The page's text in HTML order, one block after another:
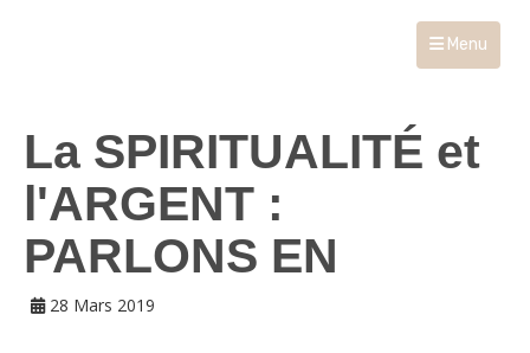
Menu
La SPIRITUALITÉ et
l'ARGENT :
PARLONS EN
28 Mars 2019